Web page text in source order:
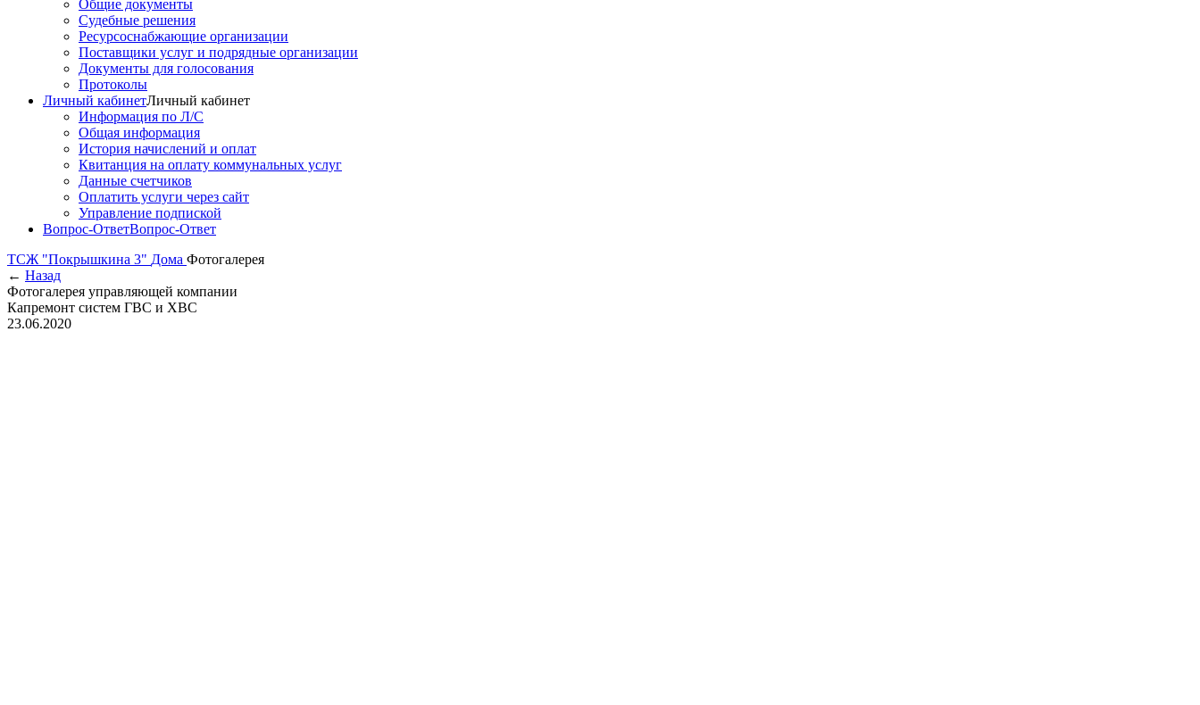
Общие документы
Судебные решения
Ресурсоснабжающие организации
Поставщики услуг и подрядные организации
Документы для голосования
Протоколы
Личный кабинетЛичный кабинет
Информация по Л/С
Общая информация
История начислений и оплат
Квитанция на оплату коммунальных услуг
Данные счетчиков
Оплатить услуги через сайт
Управление подпиской
Вопрос-ОтветВопрос-Ответ
ТСЖ "Покрышкина 3" Дома Фотогалерея
← Назад
Фотогалерея управляющей компании
Капремонт систем ГВС и ХВС
23.06.2020